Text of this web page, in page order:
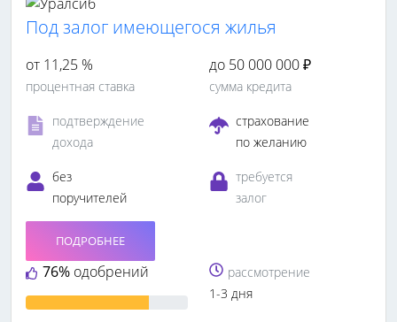
Под залог имеющегося жилья
от 11,25 %
процентная ставка
до 50 000 000 ₽
сумма кредита
подтверждение
дохода
страхование
по желанию
без
поручителей
требуется
залог
76% одобрений
ПОДРОБНЕЕ
рассмотрение
1-3 дня